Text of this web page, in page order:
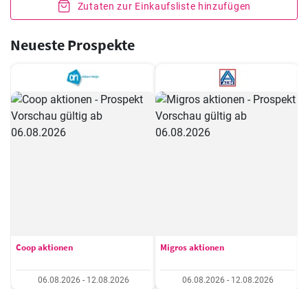
Zutaten zur Einkaufsliste hinzufügen
Neueste Prospekte
Coop aktionen
06.08.2026 - 12.08.2026
Migros aktionen
06.08.2026 - 12.08.2026